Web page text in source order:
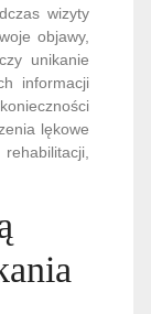
wizyty
objawy,
unikanie
informacji
lękowe